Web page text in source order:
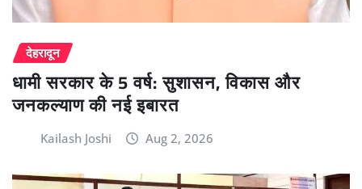
देहरादून
धामी सरकार के 5 वर्ष: सुशासन, विकास और
जनकल्याण की नई इबारत
Kailash Joshi Aug 2, 2026